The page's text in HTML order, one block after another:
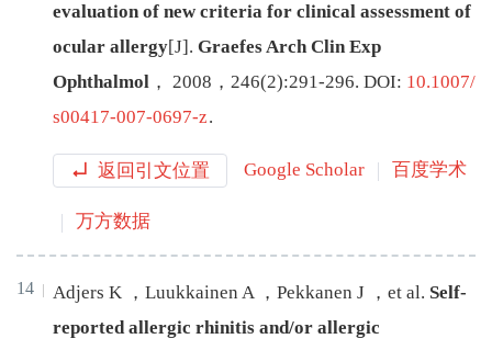
evaluation of new criteria for clinical assessment of
ocular allergy[J] . Graefes Arch Clin Exp
Ophthalmol ， 2008 ， 246(2):291-296. DOI: 10.1007/
s00417-007-0697-z.
返回引文位置 Google Scholar 百度学术
万方数据
14 Adjers K ， Luukkainen A ， Pekkanen J ， et al. Self-
reported allergic rhinitis and/or allergic